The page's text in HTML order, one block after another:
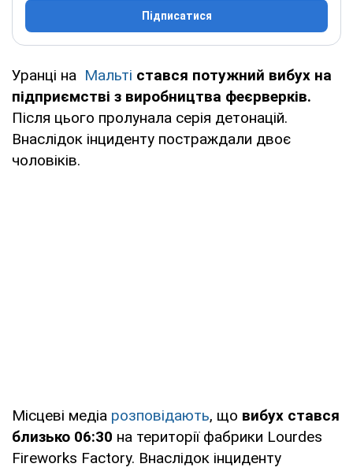
Підписатися
Уранці на Мальті стався потужний вибух на
підприємстві з виробництва феєрверків.
Після цього пролунала серія детонацій.
Внаслідок інциденту постраждали двоє
чоловіків.
Місцеві медіа розповідають, що вибух стався
близько 06:30 на території фабрики Lourdes
Fireworks Factory. Внаслідок інциденту